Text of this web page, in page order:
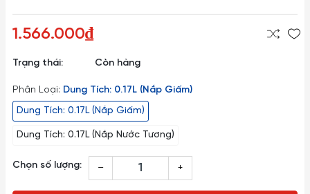
1.566.000₫
Trạng thái: Còn hàng
Phân Loại: Dung Tích: 0.17L (Nắp Giấm)
Dung Tích: 0.17L (Nắp Giấm)
Dung Tích: 0.17L (Nắp Nước Tương)
Chọn số lượng: – +